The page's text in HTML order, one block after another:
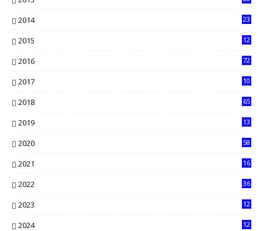
2014
23
2015
12
2016
72
2017 10
2018 65
2019
13
2020
58
2021
16
2022
36
2023
12
2024
12